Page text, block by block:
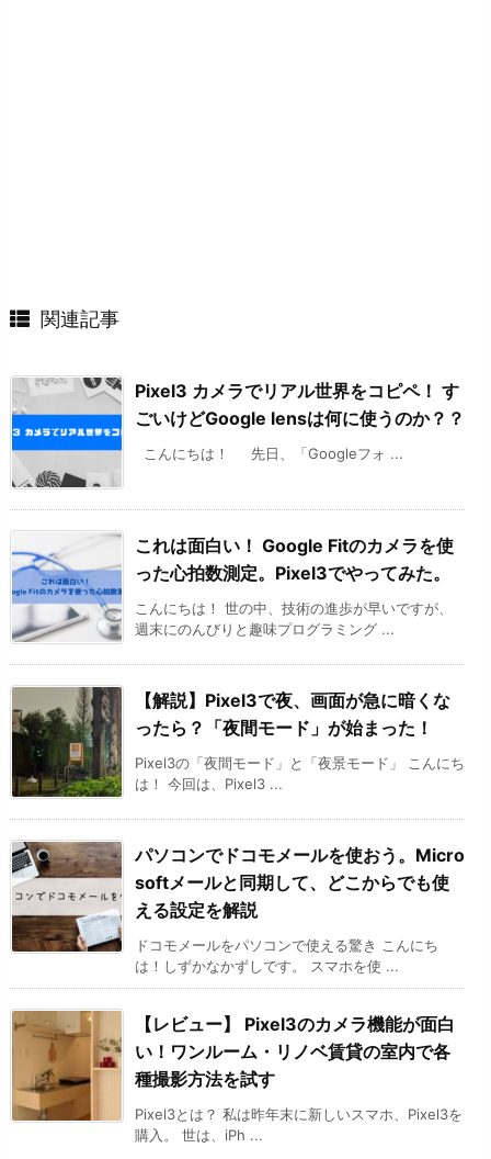
関連記事
Pixel3 カメラでリアル世界をコピペ！ す
ごいけどGoogle lensは何に使うのか？？
こんにちは！ 先日、「Googleフォ ...
これは面白い！ Google Fitのカメラを使
った心拍数測定。Pixel3でやってみた。
こんにちは！ 世の中、技術の進歩が早いですが、
週末にのんびりと趣味プログラミング ...
【解説】Pixel3で夜、画面が急に暗くな
ったら？「夜間モード」が始まった！
Pixel3の「夜間モード」と「夜景モード」 こんにち
は！ 今回は、Pixel3 ...
パソコンでドコモメールを使おう。Micro
softメールと同期して、どこからでも使
える設定を解説
ドコモメールをパソコンで使える驚き こんにち
は！しずかなかずしです。 スマホを使 ...
【レビュー】 Pixel3のカメラ機能が面白
い！ワンルーム・リノベ賃貸の室内で各
種撮影方法を試す
Pixel3とは？ 私は昨年末に新しいスマホ、Pixel3を
購入。 世は、iPh ...